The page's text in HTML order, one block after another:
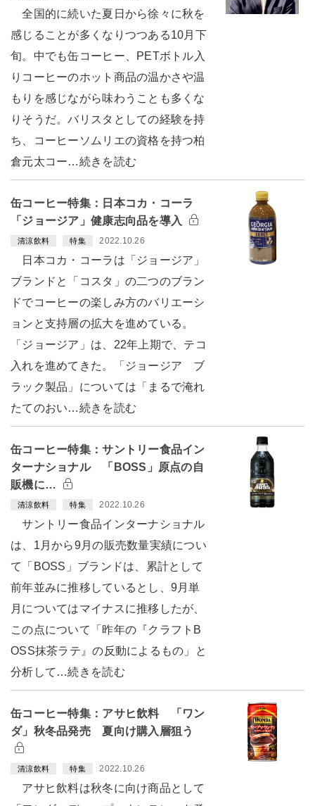
全国的に続いた夏日から徐々に秋を
感じることが多くなりつつある10月下
旬。中でも缶コーヒー、PETボトル入
りコーヒーのホット商品の温かさや温
もりを感じながら味わうことも多くな
りそうだ。バリスタとしての経験を持
ち、コーヒーソムリエの資格を持つ柏
倉元太コー…続きを読む
缶コーヒー特集：日本コカ・コーラ
「ジョージア」健康志向品を導入
清涼飲料 特集 2022.10.26
日本コカ・コーラは「ジョージア」
ブランドと「コスタ」の二つのブラン
ドでコーヒーの楽しみ方のバリエーシ
ョンと支持層の拡大を進めている。
「ジョージア」は、22年上期で、テコ
入れを進めてきた。「ジョージア ブ
ラック製品」については「まるで淹れ
たてのおい…続きを読む
缶コーヒー特集：サントリー食品イン
ターナショナル 「BOSS」原点の自
販機に…
清涼飲料 特集 2022.10.26
サントリー食品インターナショナル
は、1月から9月の販売数量実績につい
て「BOSS」ブランドは、累計として
前年並みに推移しているとし、9月単
月についてはマイナスに推移したが、
この点について「昨年の『クラフトB
OSS抹茶ラテ』の反動によるもの」と
分析して…続きを読む
缶コーヒー特集：アサヒ飲料 「ワン
ダ」秋冬品発売 夏向け購入層狙う
清涼飲料 特集 2022.10.26
アサヒ飲料は秋冬に向け商品として